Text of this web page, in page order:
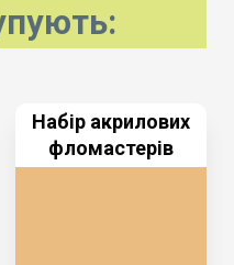
Набір акрилових
фломастерів